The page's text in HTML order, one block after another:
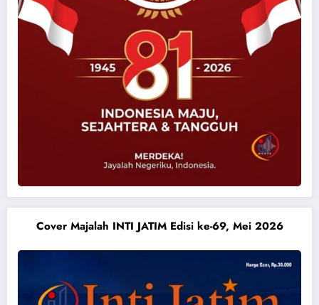
Cover Majalah INTI JATIM Edisi ke-69, Mei 2026